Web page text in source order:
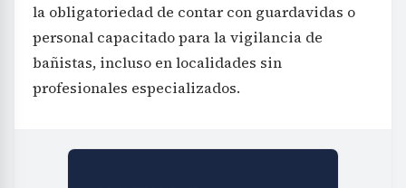
la obligatoriedad de contar con guardavidas o
personal capacitado para la vigilancia de
bañistas, incluso en localidades sin
profesionales especializados.